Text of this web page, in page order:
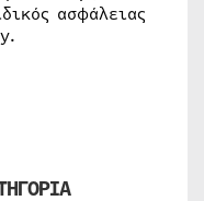
ασφάλειας